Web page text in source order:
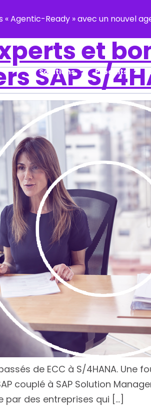
Agentic-Ready » avec un nouvel
Solutions Produits
et
SAP S/
de ECC à S/4HANA.
couplé à SAP Solution
des entreprises qui […]